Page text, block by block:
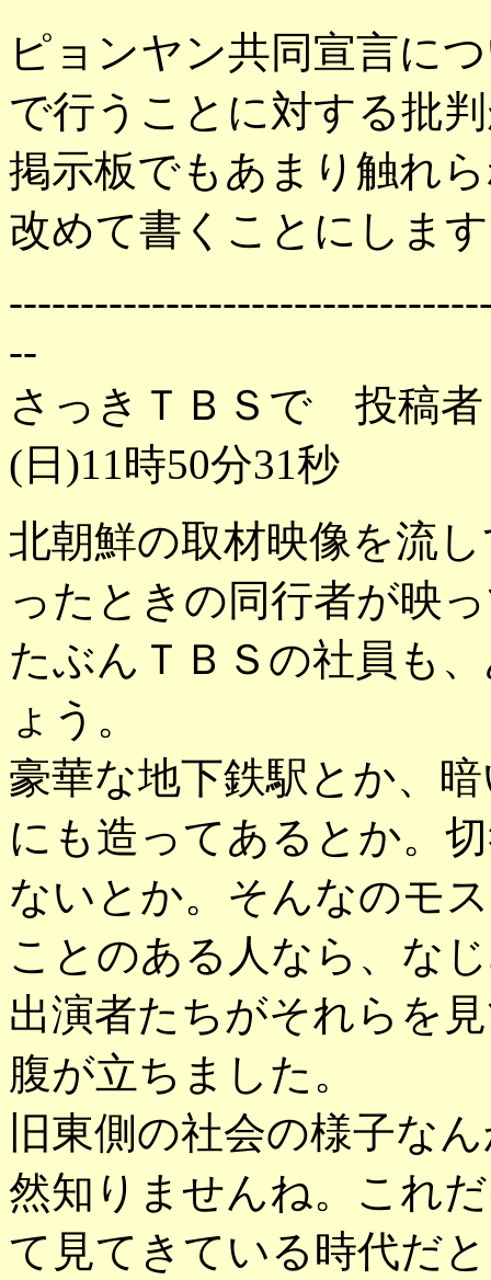
ピョンヤン共同宣言に
で行うことに対する批
掲示板でもあまり触れ
改めて書くことにしま
--
さっきＴＢＳで 投稿
(日)11時50分31秒
北朝鮮の取材映像を流
ったときの同行者が映
たぶんＴＢＳの社員も
ょう。
豪華な地下鉄駅とか、
にも造ってあるとか。
ないとか。そんなのモ
ことのある人なら、な
出演者たちがそれらを
腹が立ちました。
旧東側の社会の様子な
然知りませんね。これ
て見てきている時代だ